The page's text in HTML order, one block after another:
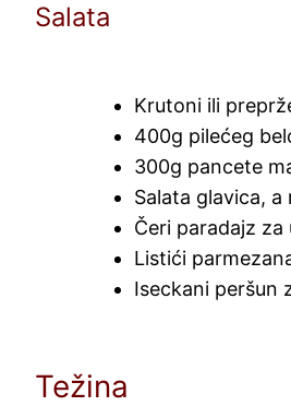
Salata
Krutoni ili
400g pilećeg
300g pancete
Salata glavica,
Čeri paradajz za
Listići
Iseckani peršun
Težina